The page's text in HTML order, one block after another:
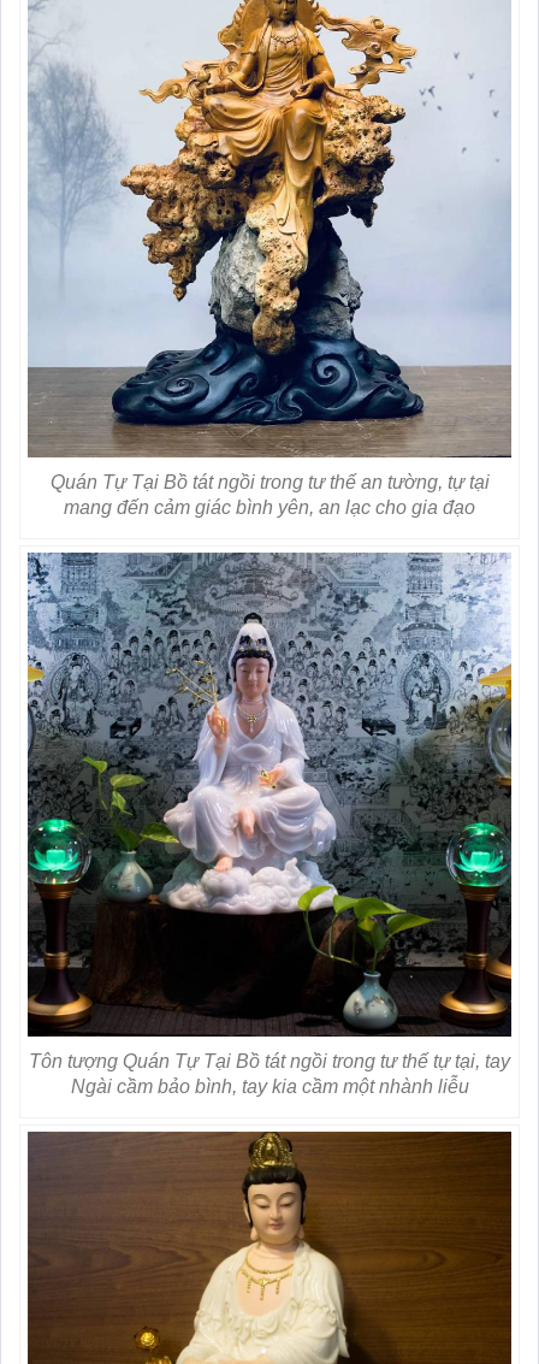
Quán Tự Tại Bồ tát ngồi trong tư thế an tường, tự tại
mang đến cảm giác bình yên, an lạc cho gia đạo
Tôn tượng Quán Tự Tại Bồ tát ngồi trong tư thế tự tại, tay
Ngài cầm bảo bình, tay kia cầm một nhành liễu